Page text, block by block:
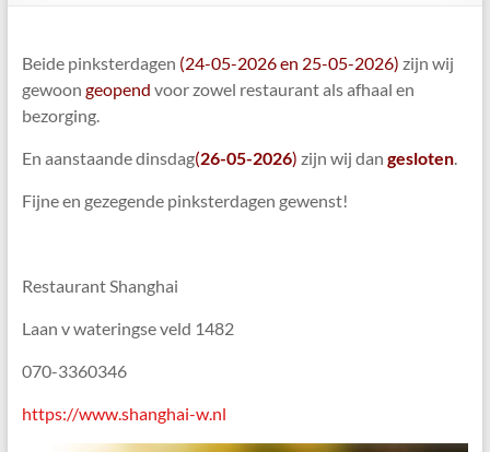
"Chinezen"-
Den
Haag
Beide pinksterdagen (24-05-2026 en 25-05-2026) zijn wij
gewoon geopend voor zowel restaurant als afhaal en
bezorging.
En aanstaande dinsdag(26-05-2026) zijn wij dan gesloten.
Fijne en gezegende pinksterdagen gewenst!
Restaurant Shanghai
Laan v wateringse veld 1482
070-3360346
https://www.shanghai-w.nl